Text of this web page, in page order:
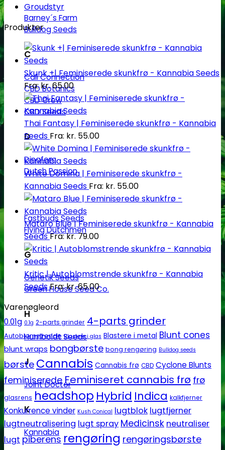
Barney´s Farm
Bulldog Seeds
C
Cali Connection
CBD Botanics
CBD Crew
CBD Seeds
D
Dinafem
Dutch Passion
F
Fastbuds Seeds
Flying Dutchmen
G
Genetik Seeds
Green House Seed Co.
H
Humboldt Seeds
J
Joint Doctor
K
Kannabia
Groudstyr
Produkter
Skunk +| Feminiserede skunkfrø - Kannabia Seeds
Fra:kr.65.00
Thai Fantasy | Feminiserede skunkfrø - Kannabia
Seeds Fra: kr. 55.00
White Domina | Feminiserede skunkfrø -
Kannabia Seeds Fra: kr. 55.00
Mataro Blue | Feminiserede skunkfrø - Kannabia
SeedsFra:kr.79.00
Kritic | Autoblomstrende skunkfrø - Kannabia
SeedsFra:kr.65.00
Varenøgleord
0.01g 0.1g 2-parts grinder 4-parts grinder
Autoblomstrende Blastere i glas Blastere i metal Blunt cones
blunt wraps bongbørste bong rengøring Bulldog seeds
børste Cannabis Cannabis frø CBD Cyclone Blunts
feminiseredeFeminiseret cannabis frø frø
glasrens headshop Hybrid Indica kalkfjerner
Konkurrence vinder Kush Conical lugtblok lugtfjerner
lugtneutralisering lugt spray Medicinsk neutraliser
lugt piberens rengøring rengøringsbørste